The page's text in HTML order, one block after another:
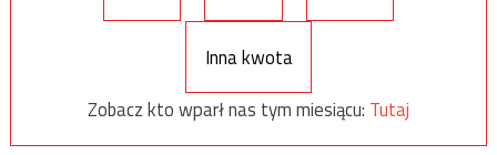
Inna kwota
Zobacz kto wparł nas tym miesiącu: Tutaj